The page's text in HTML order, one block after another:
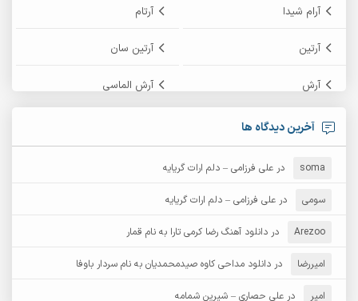
آرام شیدا آرتام
آرتین آرتین سان
آرش آرش الماسی
آرش امامی
آرش دی جی 2
آرش عثمان
آرش مبهم آرش مستشیری
آرش مهرابی آرش نظری
آخرین دیدگاه ها
soma در علی فرزامی – دلم ارات گریایه
سومی در علی فرزامی – دلم ارات گریایه
Arezoo در دانلود آهنگ رضا کرمی تارا به نام قمار
امیررضا در دانلود مداحی کاوه صیدمحمدیان به نام سردار باوفا
امیر در علی حصاری – شیرین شمامه